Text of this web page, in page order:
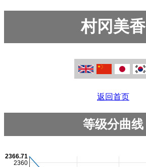
村冈美香
返回首页
等级分曲线
2360
2366.71